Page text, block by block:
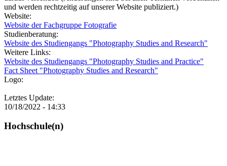
und werden rechtzeitig auf unserer Website publiziert.)
Website:
Website der Fachgruppe Fotografie
Studienberatung:
Website des Studiengangs "Photography Studies and Research"
Weitere Links:
Website des Studiengangs "Photography Studies and Practice"
Fact Sheet "Photography Studies and Research"
Logo:
Letztes Update:
10/18/2022 - 14:33
Hochschule(n)